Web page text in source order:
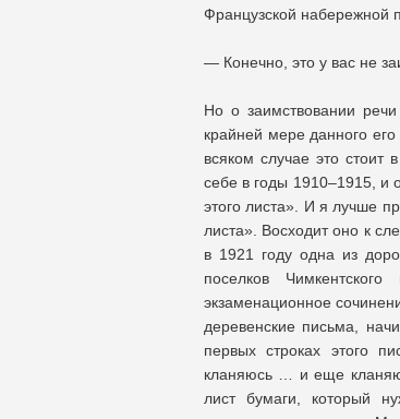
Французской набережной
— Конечно, это у вас не
Но о заимствовании
крайней мере данного
всяком случае это
себе в годы 1910–1915, и
этого листа». И я лучше
листа». Восходит оно к
в 1921 году одна из
поселков
экзаменационное
деревенские письма,
первых строках этого
кланяюсь … и еще
лист бумаги, который